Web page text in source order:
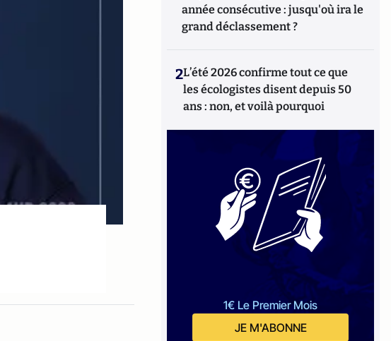
année consécutive : jusqu'où ira le
grand déclassement ?
2L’été 2026 confirme tout ce que
les écologistes disent depuis 50
ans : non, et voilà pourquoi
1€ Le Premier Mois
JE M'ABONNE